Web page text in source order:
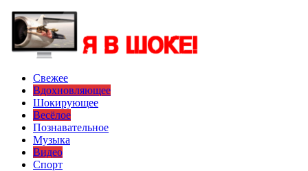
Свежее
Вдохновляющее
Шокирующее
Весёлое
Познавательное
Музыка
Видео
Спорт